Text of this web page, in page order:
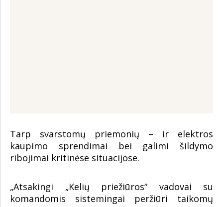
Tarp svarstomų priemonių – ir elektros
kaupimo sprendimai bei galimi šildymo
ribojimai kritinėse situacijose.
„Atsakingi „Kelių priežiūros“ vadovai su
komandomis sistemingai peržiūri taikomų